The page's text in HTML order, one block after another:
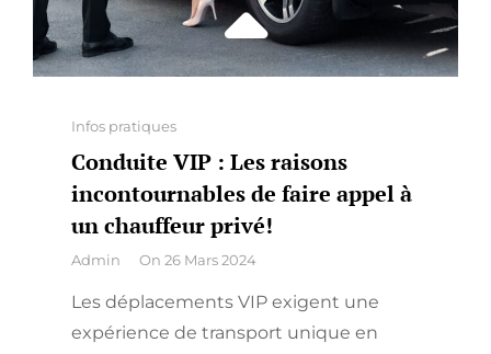
Categories
Infos pratiques
Conduite VIP : Les raisons
incontournables de faire appel à
un chauffeur privé!
By
Admin On 26 Mars 2024
Les déplacements VIP exigent une
expérience de transport unique en